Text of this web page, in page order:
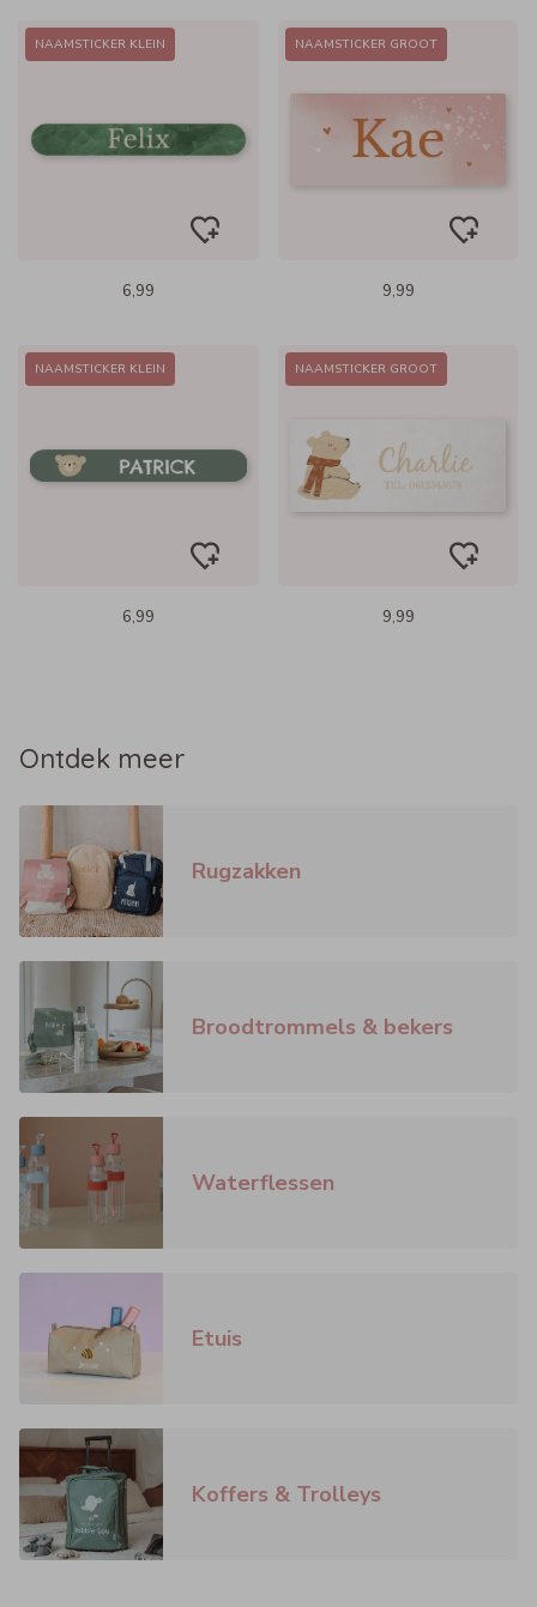
NAAMSTICKER KLEIN
6,99
NAAMSTICKER GROOT
9,99
NAAMSTICKER KLEIN
6,99
NAAMSTICKER GROOT
9,99
Ontdek meer
Rugzakken
Broodtrommels & bekers
Waterflessen
Etuis
Koffers & Trolleys